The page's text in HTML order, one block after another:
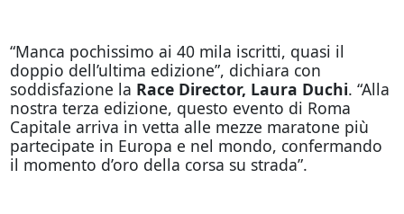
“Manca pochissimo ai 40 mila iscritti, quasi il
doppio dell’ultima edizione”, dichiara con
soddisfazione la Race Director, Laura Duchi. “Alla
nostra terza edizione, questo evento di Roma
Capitale arriva in vetta alle mezze maratone più
partecipate in Europa e nel mondo, confermando
il momento d’oro della corsa su strada”.